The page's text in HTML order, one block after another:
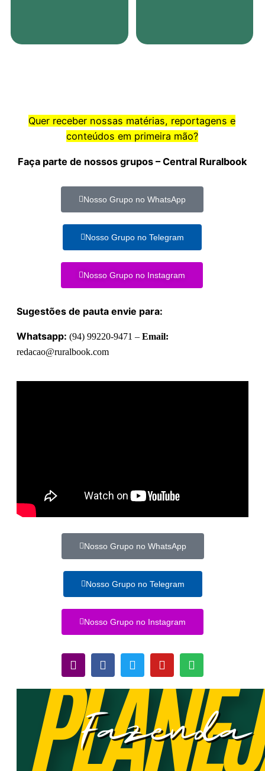
Quer receber nossas matérias, reportagens e
conteúdos em primeira mão?
Faça parte de nossos grupos – Central Ruralbook
Nosso Grupo no WhatsApp
Nosso Grupo no Telegram
Nosso Grupo no Instagram
Sugestões de pauta envie para:
Whatsapp: (94) 99220-9471 – Email:
redacao@ruralbook.com
Nosso Grupo no WhatsApp
Nosso Grupo no Telegram
Nosso Grupo no Instagram